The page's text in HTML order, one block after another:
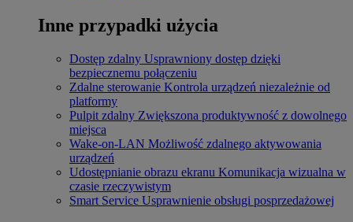
Inne przypadki użycia
Dostęp zdalny Usprawniony dostęp dzięki
bezpiecznemu połączeniu
Zdalne sterowanie Kontrola urządzeń niezależnie od
platformy
Pulpit zdalny Zwiększona produktywność z dowolnego
miejsca
Wake-on-LAN Możliwość zdalnego aktywowania
urządzeń
Udostępnianie obrazu ekranu Komunikacja wizualna w
czasie rzeczywistym
Smart Service Usprawnienie obsługi posprzedażowej